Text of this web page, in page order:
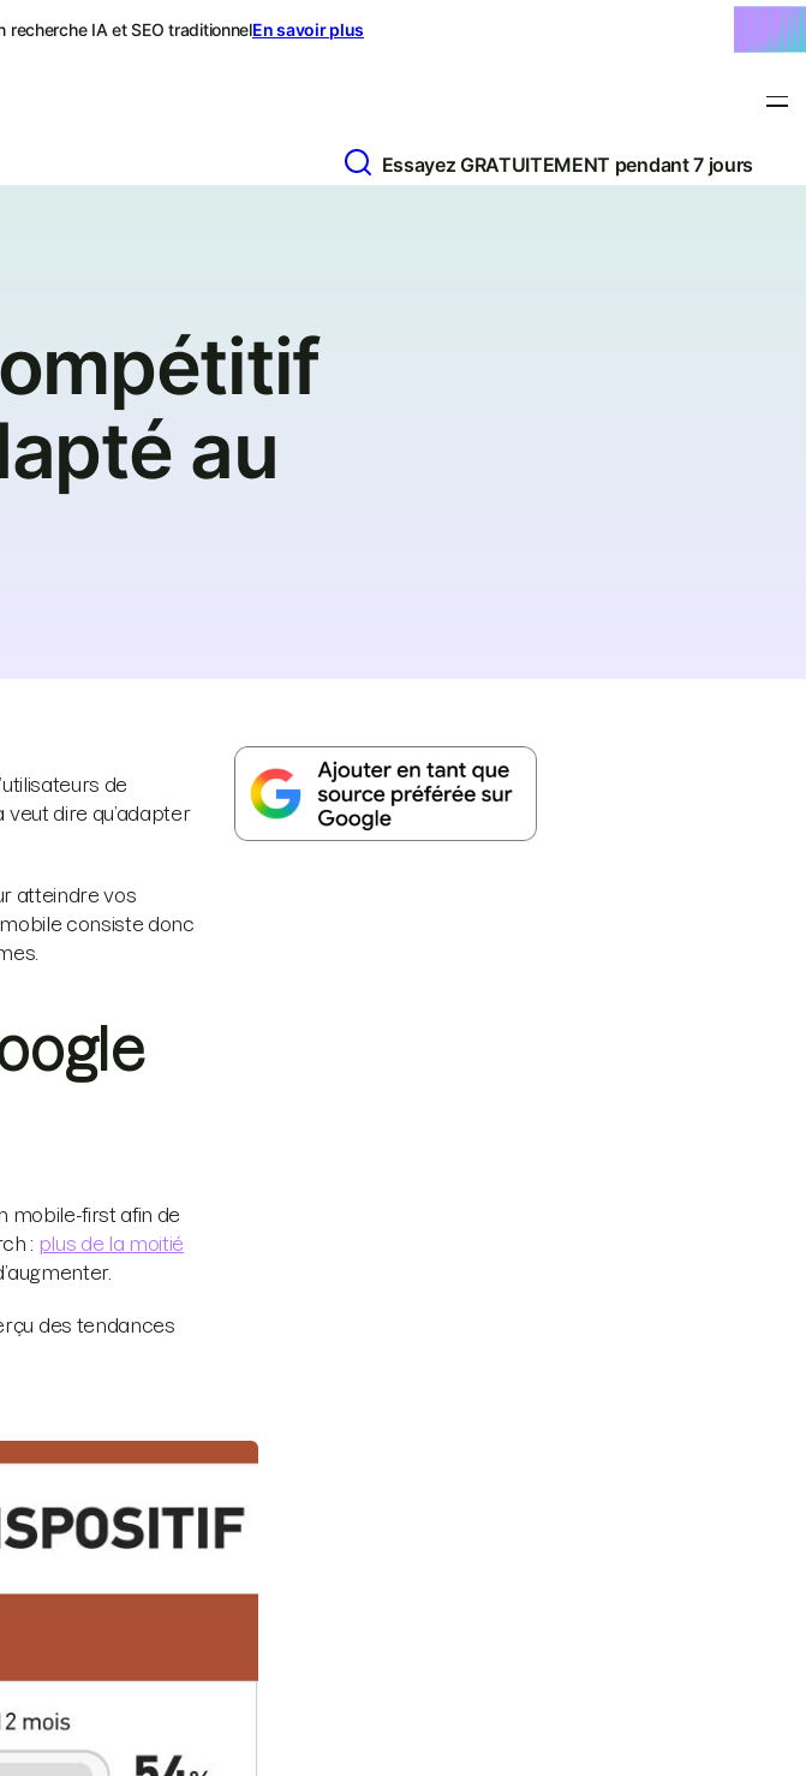
recherche IA et SEO traditionnelEn savoir plus
Essayez GRATUITEMENT pendant 7 jours
au
de
dire qu’adapter
atteindre vos
mobile consiste donc
mobile-first afin de
: plus de la moitié
des tendances